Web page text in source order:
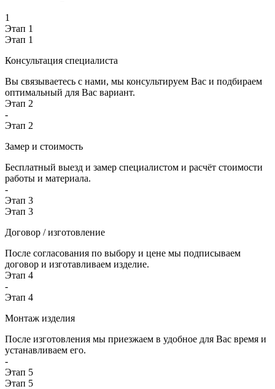
1
Этап 1
Этап 1
Консультация специалиста
Вы связываетесь с нами, мы консультируем Вас и подбираем
оптимальный для Вас вариант.
Этап 2
-
Этап 2
Замер и стоимость
Бесплатный выезд и замер специалистом и расчёт стоимости
работы и материала.
-
Этап 3
Этап 3
Договор / изготовление
После согласования по выбору и цене мы подписываем
договор и изготавливаем изделие.
Этап 4
-
Этап 4
Монтаж изделия
После изготовления мы приезжаем в удобное для Вас время и
устанавливаем его.
-
Этап 5
Этап 5